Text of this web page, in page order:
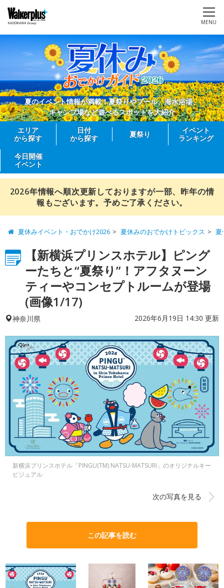
MENU
夏のイベント情報が満載！夏祭りやプール、海水浴場、
キャンプ場など遊べるスポットを大紹介
エリア
から探す
日付
から探す
夏祭り
イベント
ランキング
今日開催
イベント
2026年情報へ順次更新しておりますが一部、昨年の情
報もございます。予めご了承ください。
夏休みイベント・おでかけ2026 夏休みのおでかけトピックス 夏
【新横浜プリンスホテル】ピング
ーたちと“夏祭り”！アフタヌーン
ティーやコンセプトルームが登場
(画像1/17)
神奈川県 2026年6月19日 14:30 更新
新横浜プリンスホテル「PINGU(TM) NATSU-MATSURI」のオリジナルキー
ビジュアル
次の写真を見る
この記事を読む